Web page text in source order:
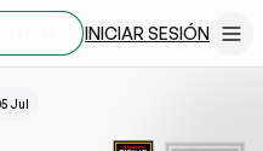
INICIAR SESIÓN
Jul